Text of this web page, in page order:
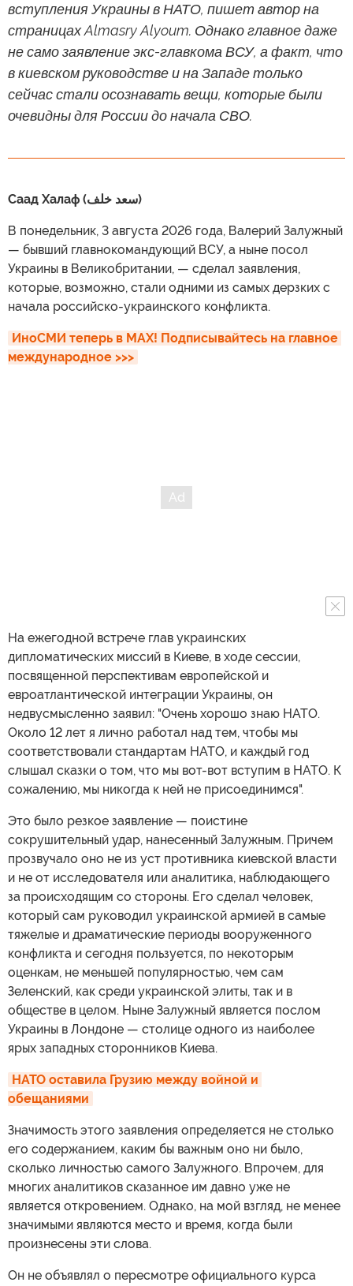
вступления Украины в НАТО, пишет автор на
страницах Almasry Alyoum. Однако главное даже
не само заявление экс-главкома ВСУ, а факт, что
в киевском руководстве и на Западе только
сейчас стали осознавать вещи, которые были
очевидны для России до начала СВО.
Саад Халаф (سعد خلف)
В понедельник, 3 августа 2026 года, Валерий Залужный
— бывший главнокомандующий ВСУ, а ныне посол
Украины в Великобритании, — сделал заявления,
которые, возможно, стали одними из самых дерзких с
начала российско-украинского конфликта.
ИноСМИ теперь в MAX! Подписывайтесь на главное
международное >>>
На ежегодной встрече глав украинских
дипломатических миссий в Киеве, в ходе сессии,
посвященной перспективам европейской и
евроатлантической интеграции Украины, он
недвусмысленно заявил: "Очень хорошо знаю НАТО.
Около 12 лет я лично работал над тем, чтобы мы
соответствовали стандартам НАТО, и каждый год
слышал сказки о том, что мы вот-вот вступим в НАТО. К
сожалению, мы никогда к ней не присоединимся".
Это было резкое заявление — поистине
сокрушительный удар, нанесенный Залужным. Причем
прозвучало оно не из уст противника киевской власти
и не от исследователя или аналитика, наблюдающего
за происходящим со стороны. Его сделал человек,
который сам руководил украинской армией в самые
тяжелые и драматические периоды вооруженного
конфликта и сегодня пользуется, по некоторым
оценкам, не меньшей популярностью, чем сам
Зеленский, как среди украинской элиты, так и в
обществе в целом. Ныне Залужный является послом
Украины в Лондоне — столице одного из наиболее
ярых западных сторонников Киева.
НАТО оставила Грузию между войной и
обещаниями
Значимость этого заявления определяется не столько
его содержанием, каким бы важным оно ни было,
сколько личностью самого Залужного. Впрочем, для
многих аналитиков сказанное им давно уже не
является откровением. Однако, на мой взгляд, не менее
значимыми являются место и время, когда были
произнесены эти слова.
Он не объявлял о пересмотре официального курса